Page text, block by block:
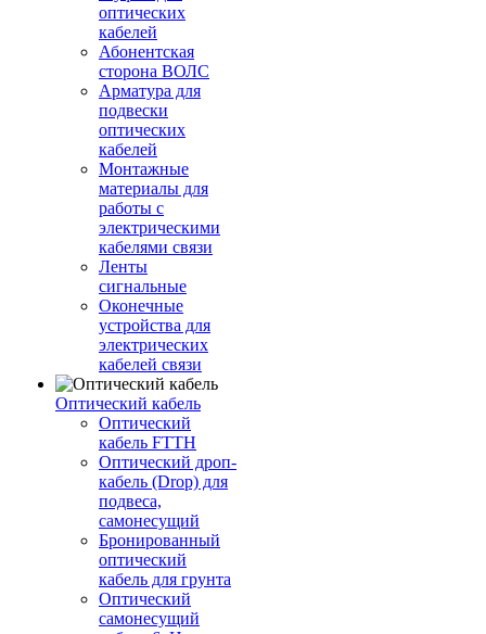
оптических
кабелей
Абонентская
сторона ВОЛС
Арматура для
подвески
оптических
кабелей
Монтажные
материалы для
работы с
электрическими
кабелями связи
Ленты
сигнальные
Оконечные
устройства для
электрических
кабелей связи
Оптический кабель
Оптический
кабель FTTH
Оптический дроп-
кабель (Drop) для
подвеса,
самонесущий
Бронированный
оптический
кабель для грунта
Оптический
самонесущий